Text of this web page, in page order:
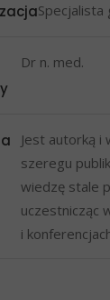
Dr n. med.
Jest autorką i
szeregu
wiedzę stale
uczestnicząc
i